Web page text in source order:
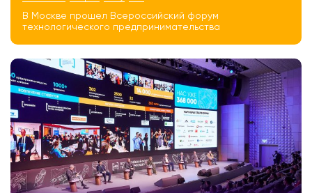
В Москве прошел Всероссийский форум
технологического предпринимательства